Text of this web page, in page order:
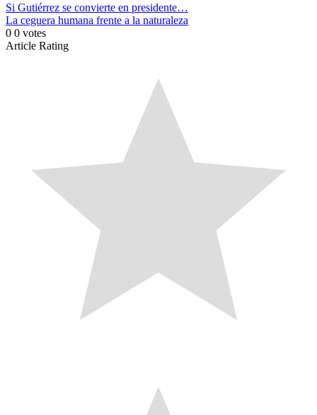
Si Gutiérrez se convierte en presidente…
La ceguera humana frente a la naturaleza
0 0 votes
Article Rating